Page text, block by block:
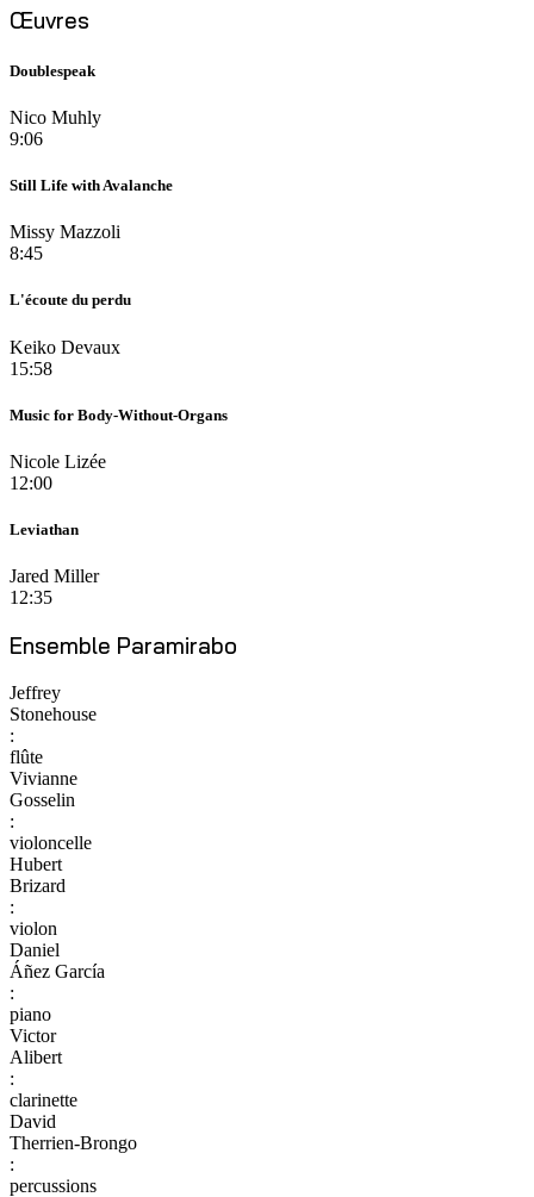
Œuvres
Doublespeak
Nico Muhly
9:06
Still Life with Avalanche
Missy Mazzoli
8:45
L'écoute du perdu
Keiko Devaux
15:58
Music for Body-Without-Organs
Nicole Lizée
12:00
Leviathan
Jared Miller
12:35
Ensemble Paramirabo
Jeffrey
Stonehouse
:
flûte
Vivianne
Gosselin
:
violoncelle
Hubert
Brizard
:
violon
Daniel
Áñez García
:
piano
Victor
Alibert
:
clarinette
David
Therrien-Brongo
:
percussions